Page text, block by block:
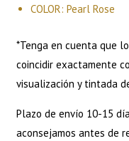
COLOR: Pearl Rose
*Tenga en cuenta que
coincidir exactamente
visualización y tintada
Plazo de envío 10-15
aconsejamos antes de